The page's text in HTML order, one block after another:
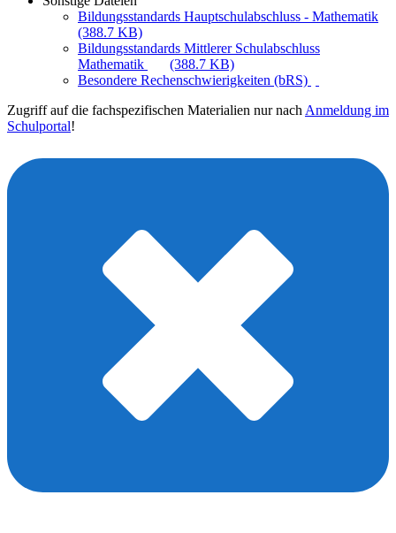
Bildungsstandards Hauptschulabschluss - Mathematik
(388.7 KB)
Bildungsstandards Mittlerer Schulabschluss
Mathematik
(388.7 KB)
Besondere Rechenschwierigkeiten (bRS)
Zugriff auf die fachspezifischen Materialien nur nach Anmeldung im
Schulportal!